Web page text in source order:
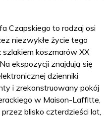
Czapskiego to rodzaj osi
niezwykłe życie tego
szlakiem koszmarów XX
ekspozycji znajdują się
dzienniki
i zrekonstruowany pokój
w Maison-Laffitte,
blisko czterdzieści lat,